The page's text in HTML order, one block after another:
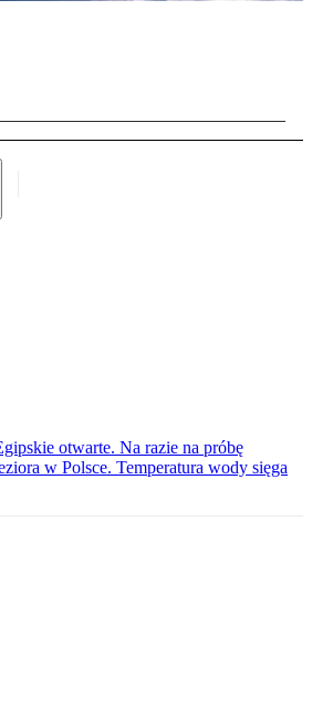
otwarte. Na razie na próbę
w Polsce. Temperatura wody sięga